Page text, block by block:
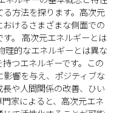
方法を探ります。高次元
けるさまざまな側面での
。 高次元エネルギーとは
理的なエネルギーとは異な
つエネルギーです。この
響を与え、ポジティブな
や人間関係の改善、ひい
家によると、高次元エネ